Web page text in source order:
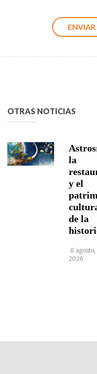
OTRAS NOTICIAS
la
y el
de la
8 agosto,
2026